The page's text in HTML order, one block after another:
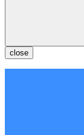
close